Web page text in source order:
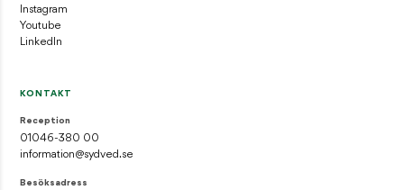
Instagram
Youtube
LinkedIn
KONTAKT
Reception
01046-380 00
information@sydved.se
Besöksadress